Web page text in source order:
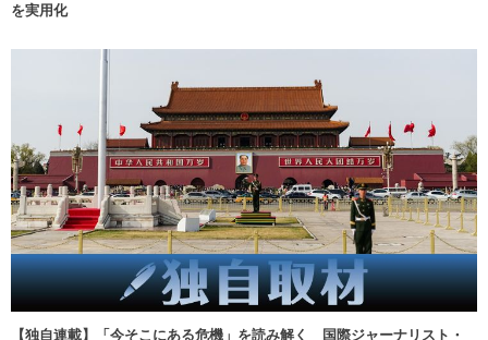
を実用化
【独自連載】「今そこにある危機」を読み解く 国際ジャーナリスト・